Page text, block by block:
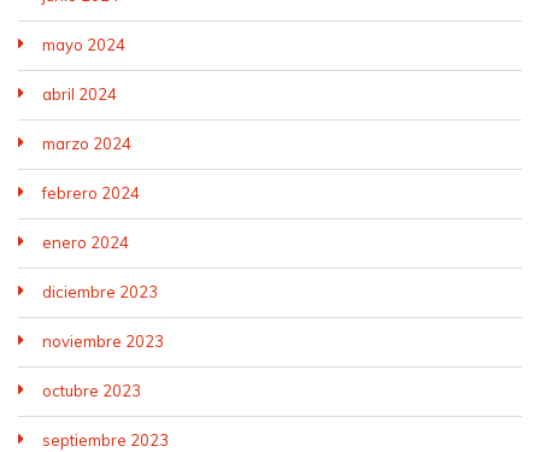
mayo 2024
abril 2024
marzo 2024
febrero 2024
enero 2024
diciembre 2023
noviembre 2023
octubre 2023
septiembre 2023